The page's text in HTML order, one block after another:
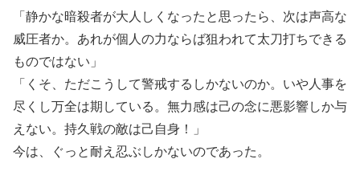
「静かな暗殺者が大人しくなったと思ったら、次は声高な
威圧者か。あれが個人の力ならば狙われて太刀打ちできる
ものではない」
「くそ、ただこうして警戒するしかないのか。いや人事を
尽くし万全は期している。無力感は己の念に悪影響しか与
えない。持久戦の敵は己自身！」
今は、ぐっと耐え忍ぶしかないのであった。